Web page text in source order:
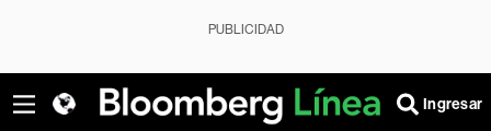
PUBLICIDAD
Ingresar